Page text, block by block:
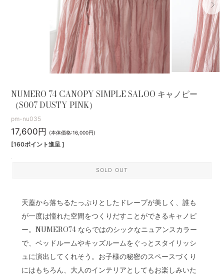
NUMERO 74 CANOPY SIMPLE SALOO キャノピー
（S007 DUSTY PINK）
pm-nu035
17,600円 (本体価格:16,000円)
[160ポイント進呈 ]
SOLD OUT
天蓋から落ちるたっぷりとしたドレープが美しく、誰も
が一度は憧れた空間をつくりだすことができるキャノピ
ー。NUMERO74 ならではのシックなニュアンスカラー
で、ベッドルームやキッズルームをぐっとスタイリッシ
ュに演出してくれそう。お子様の秘密のスペースづくり
にはもちろん、大人のインテリアとしてもお楽しみいた